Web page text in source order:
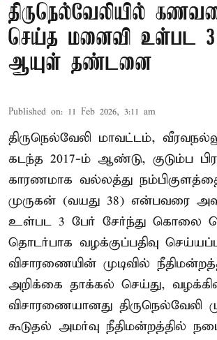
திருநெல்வேலியில்
செய்த மனைவி உள்பட 3
ஆயுள் தண்டனை
Published on: 11 Feb 2026, 3:11 am
திருநெல்வேலி மாவட்டம்,
கடந்த 2017-ம் ஆண்டு, குடும்ப
காரணமாக வல்லத்து
முருகன் (வயது 38) என்பவரை
உள்பட 3 பேர் சேர்ந்து கொலை
தொடர்பாக வழக்குப்பதிவு
விசாரணையின் முடிவில்
அறிக்கை தாக்கல் செய்து,
விசாரணையானது திருநெல்வேலி
கூடுதல் அமர்வு நீதிமன்றத்தில்